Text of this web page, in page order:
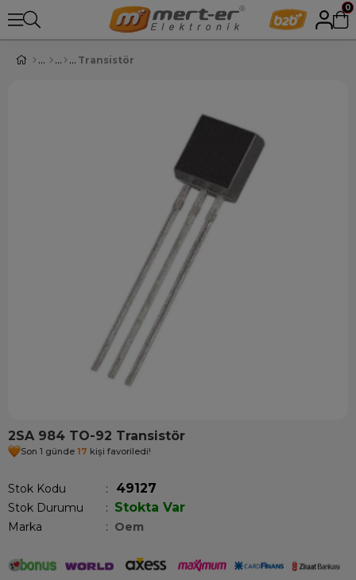
0
Transistör
2SA 984 TO-92 Transistör
Son 1 günde 17 kişi favoriledi!
Stok Kodu 49127
Stok Durumu : Stokta Var
Marka : Oem